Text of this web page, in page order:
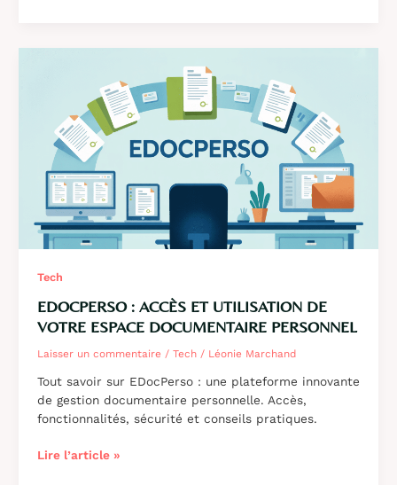
pour
optimiser
votre
entreprise
Tech
EDOCPERSO : ACCÈS ET UTILISATION DE
VOTRE ESPACE DOCUMENTAIRE PERSONNEL
Laisser un commentaire / Tech/ Léonie Marchand
Tout savoir sur EDocPerso : une plateforme innovante
de gestion documentaire personnelle. Accès,
fonctionnalités, sécurité et conseils pratiques.
EDocPerso
Lire l’article »